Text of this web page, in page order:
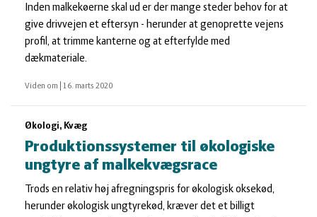
Inden malkekøerne skal ud er der mange steder behov for at
give drivvejen et eftersyn - herunder at genoprette vejens
profil, at trimme kanterne og at efterfylde med
dækmateriale.
Viden om 16. marts 2020
Økologi, Kvæg
Produktionssystemer til økologiske
ungtyre af malkekvægsrace
Trods en relativ høj afregningspris for økologisk oksekød,
herunder økologisk ungtyrekød, kræver det et billigt